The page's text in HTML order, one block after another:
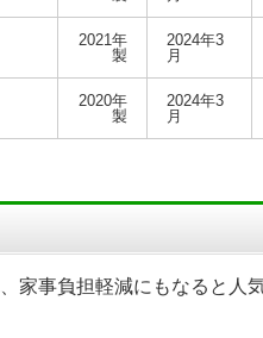
2021年
製
2024年3
月
2020年
製
2024年3
月
家事負担軽減にもなると人